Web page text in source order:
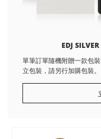
EDJ
單筆訂單隨機附贈一款包
立包裝，請另行加購包裝。